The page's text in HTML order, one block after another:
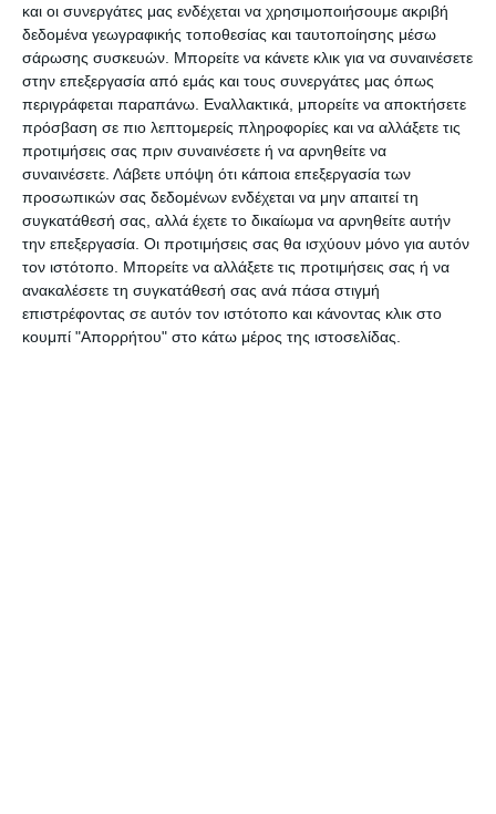
και οι συνεργάτες μας ενδέχεται να χρησιμοποιήσουμε ακριβή
δεδομένα γεωγραφικής τοποθεσίας και ταυτοποίησης μέσω
σάρωσης συσκευών. Μπορείτε να κάνετε κλικ για να συναινέσετε
στην επεξεργασία από εμάς και τους συνεργάτες μας όπως
περιγράφεται παραπάνω. Εναλλακτικά, μπορείτε να αποκτήσετε
πρόσβαση σε πιο λεπτομερείς πληροφορίες και να αλλάξετε τις
προτιμήσεις σας πριν συναινέσετε ή να αρνηθείτε να
συναινέσετε. Λάβετε υπόψη ότι κάποια επεξεργασία των
προσωπικών σας δεδομένων ενδέχεται να μην απαιτεί τη
συγκατάθεσή σας, αλλά έχετε το δικαίωμα να αρνηθείτε αυτήν
την επεξεργασία. Οι προτιμήσεις σας θα ισχύουν μόνο για αυτόν
τον ιστότοπο. Μπορείτε να αλλάξετε τις προτιμήσεις σας ή να
ανακαλέσετε τη συγκατάθεσή σας ανά πάσα στιγμή
επιστρέφοντας σε αυτόν τον ιστότοπο και κάνοντας κλικ στο
κουμπί "Απορρήτου" στο κάτω μέρος της ιστοσελίδας.
ευρώ περίπου.
Από τη χθεσινή δίκη απουσίαζαν μάρτυρες
κατηγορίας που είναι εκλεγμένοι σήμερα στην
αυτοδιοίκηση και το δικαστήριο όρισε τη βίαιη
προσαγωγή τους.